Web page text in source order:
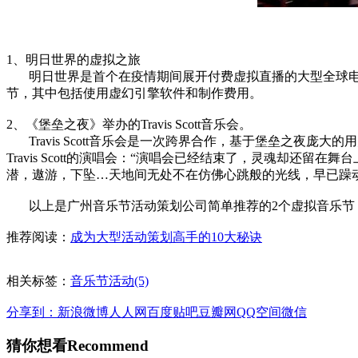
1、明日世界的虚拟之旅
明日世界是首个在疫情期间展开付费虚拟直播的大型全球
节，其中包括使用虚幻引擎软件和制作费用。
2、《堡垒之夜》举办的Travis Scott音乐会。
Travis Scott音乐会是一次跨界合作，基于堡垒之夜庞大的
Travis Scott的演唱会：“演唱会已经结束了，灵魂却还留在舞
潜，遨游，下坠…天地间无处不在仿佛心跳般的光线，早已躁
以上是广州音乐节活动策划公司简单推荐的2个虚拟音乐节
推荐阅读： 成为大型活动策划高手的10大秘诀
相关标签： 音乐节活动(5)
分享到： 新浪微博人人网百度贴吧豆瓣网QQ空间微信
猜你想看Recommend